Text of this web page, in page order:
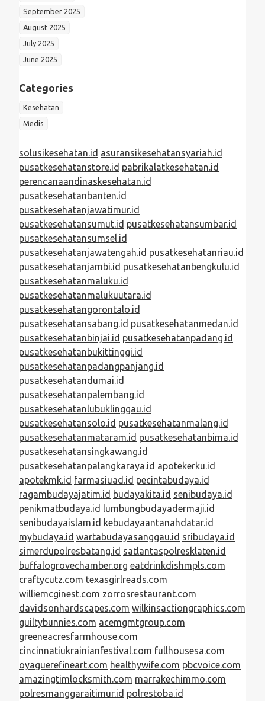
September 2025
August 2025
July 2025
June 2025
Categories
Kesehatan
Medis
solusikesehatan.id asuransikesehatansyariah.id
pusatkesehatanstore.id pabrikalatkesehatan.id
perencanaandinaskesehatan.id
pusatkesehatanbanten.id
pusatkesehatanjawatimur.id
pusatkesehatansumut.id pusatkesehatansumbar.id
pusatkesehatansumsel.id
pusatkesehatanjawatengah.id pusatkesehatanriau.id
pusatkesehatanjambi.id pusatkesehatanbengkulu.id
pusatkesehatanmaluku.id
pusatkesehatanmalukuutara.id
pusatkesehatangorontalo.id
pusatkesehatansabang.id pusatkesehatanmedan.id
pusatkesehatanbinjai.id pusatkesehatanpadang.id
pusatkesehatanbukittinggi.id
pusatkesehatanpadangpanjang.id
pusatkesehatandumai.id
pusatkesehatanpalembang.id
pusatkesehatanlubuklinggau.id
pusatkesehatansolo.id pusatkesehatanmalang.id
pusatkesehatanmataram.id pusatkesehatanbima.id
pusatkesehatansingkawang.id
pusatkesehatanpalangkaraya.id apotekerku.id
apotekmk.id farmasiuad.id pecintabudaya.id
ragambudayajatim.id budayakita.id senibudaya.id
penikmatbudaya.id lumbungbudayadermaji.id
senibudayaislam.id kebudayaantanahdatar.id
mybudaya.id wartabudayasanggau.id sribudaya.id
simerdupolresbatang.id satlantaspolresklaten.id
buffalogrovechamber.org eatdrinkdishmpls.com
craftycutz.com texasgirlreads.com
williemcginest.com zorrosrestaurant.com
davidsonhardscapes.com wilkinsactiongraphics.com
guiltybunnies.com acemgmtgroup.com
greeneacresfarmhouse.com
cincinnatiukrainianfestival.com fullhousesa.com
oyaguerefineart.com healthywife.com pbcvoice.com
amazingtimlocksmith.com marrakechimmo.com
polresmanggaraitimur.id polrestoba.id